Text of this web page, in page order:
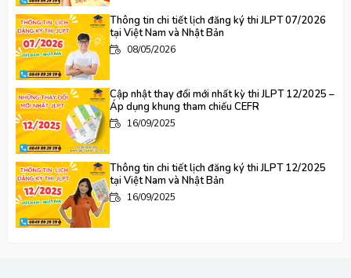
Thông tin chi tiết lịch đăng ký thi JLPT 07/2026
tại Việt Nam và Nhật Bản
08/05/2026
Cập nhật thay đổi mới nhất kỳ thi JLPT 12/2025 –
Áp dụng khung tham chiếu CEFR
16/09/2025
Thông tin chi tiết lịch đăng ký thi JLPT 12/2025
tại Việt Nam và Nhật Bản
16/09/2025